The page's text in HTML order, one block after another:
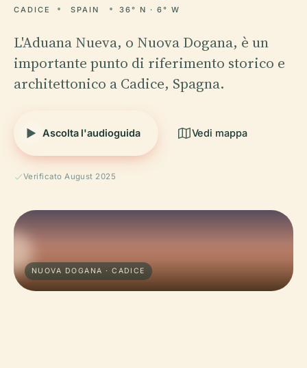
CADICE SPAIN 36° N · 6° W
L'Aduana Nueva, o Nuova Dogana, è un
importante punto di riferimento storico e
architettonico a Cadice, Spagna.
Ascolta l'audioguida Vedi mappa
Verificato August 2025
NUOVA DOGANA · CADICE